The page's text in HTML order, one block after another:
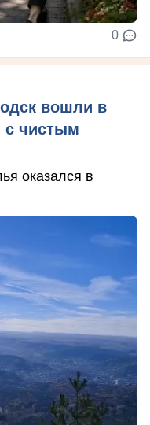
0
вошли в
с чистым
оказался в